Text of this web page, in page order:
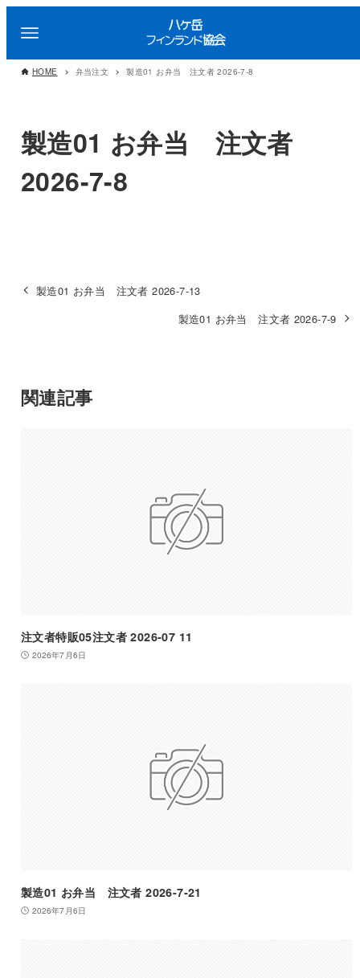
HOME 弁当注文 製造01 お弁当 注文者 2026-7-8
製造01 お弁当 注文者
2026-7-8
製造01 お弁当 注文者 2026-7-13
製造01 お弁当 注文者 2026-7-9
関連記事
注文者特販05注文者 2026-07 11
2026年7月6日
製造01 お弁当 注文者 2026-7-21
2026年7月6日